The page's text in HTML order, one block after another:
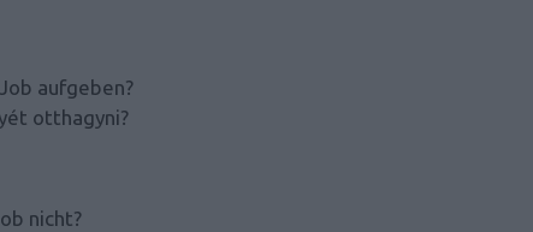
aufgeben?
otthagyni?
nicht?